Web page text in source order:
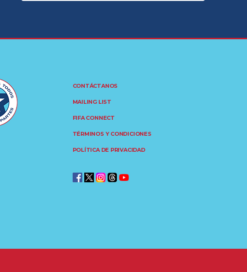
CONTÁCTANOS
MAILING LIST
FIFA CONNECT
TÉRMINOS Y CONDICIONES
POLÍTICA DE PRIVACIDAD